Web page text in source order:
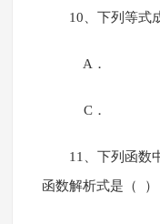
10、下列等式
A
C
11、下列函数
函数解析式是（ ）